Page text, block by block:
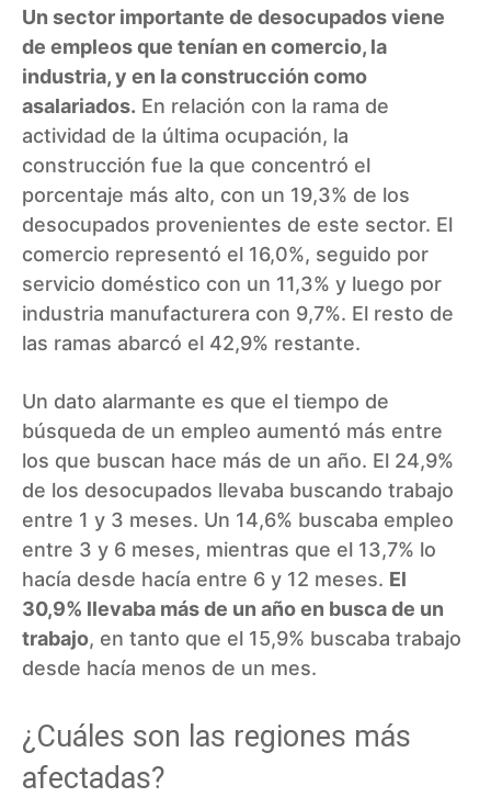
Un sector importante de desocupados viene
de empleos que tenían en comercio, la
industria, y en la construcción como
asalariados. En relación con la rama de
actividad de la última ocupación, la
construcción fue la que concentró el
porcentaje más alto, con un 19,3% de los
desocupados provenientes de este sector. El
comercio representó el 16,0%, seguido por
servicio doméstico con un 11,3% y luego por
industria manufacturera con 9,7%. El resto de
las ramas abarcó el 42,9% restante.
Un dato alarmante es que el tiempo de
búsqueda de un empleo aumentó más entre
los que buscan hace más de un año. El 24,9%
de los desocupados llevaba buscando trabajo
entre 1 y 3 meses. Un 14,6% buscaba empleo
entre 3 y 6 meses, mientras que el 13,7% lo
hacía desde hacía entre 6 y 12 meses. El
30,9% llevaba más de un año en busca de un
trabajo, en tanto que el 15,9% buscaba trabajo
desde hacía menos de un mes.
¿Cuáles son las regiones más
afectadas?